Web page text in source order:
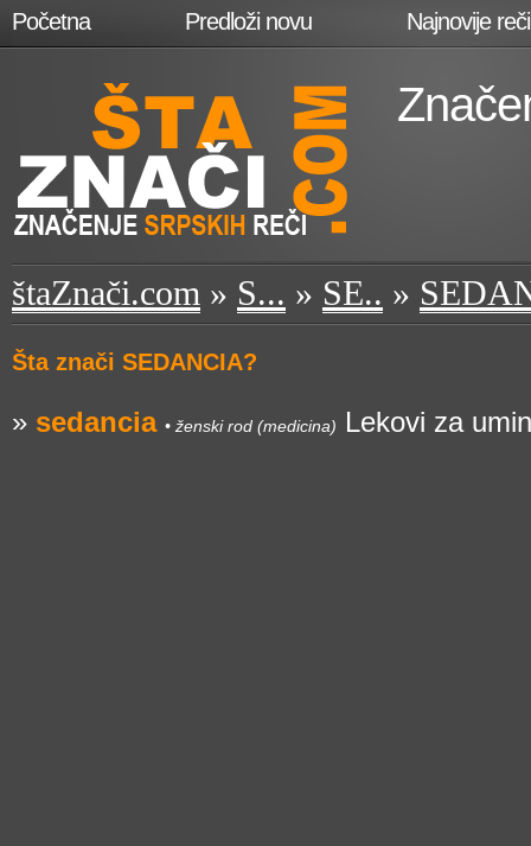
Početna Predloži novu Najnovije reči
štaZnači.com » S... » SE.. »
Šta znači SEDANCIA?
» sedancia • ženski rod (medicina) Lekovi za